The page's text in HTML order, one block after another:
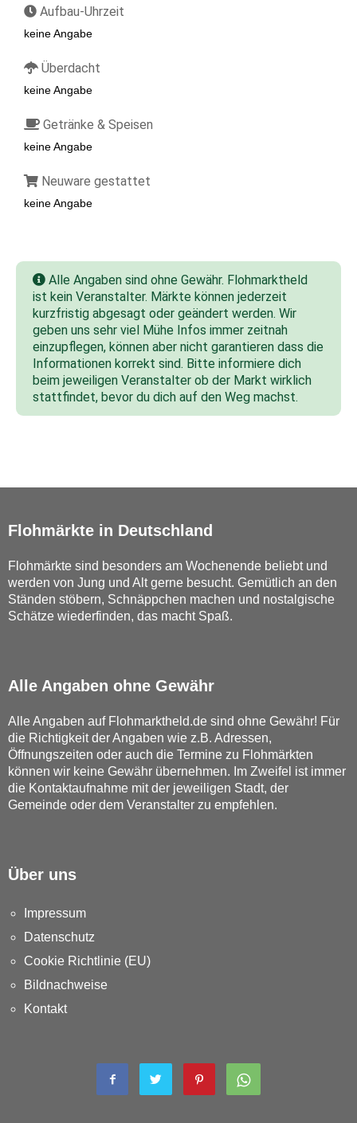
Aufbau-Uhrzeit
keine Angabe
Überdacht
keine Angabe
Getränke & Speisen
keine Angabe
Neuware gestattet
keine Angabe
Alle Angaben sind ohne Gewähr. Flohmarktheld
ist kein Veranstalter. Märkte können jederzeit
kurzfristig abgesagt oder geändert werden. Wir
geben uns sehr viel Mühe Infos immer zeitnah
einzupflegen, können aber nicht garantieren dass die
Informationen korrekt sind. Bitte informiere dich
beim jeweiligen Veranstalter ob der Markt wirklich
stattfindet, bevor du dich auf den Weg machst.
Flohmärkte in Deutschland
Flohmärkte sind besonders am Wochenende beliebt und
werden von Jung und Alt gerne besucht. Gemütlich an den
Ständen stöbern, Schnäppchen machen und nostalgische
Schätze wiederfinden, das macht Spaß.
Alle Angaben ohne Gewähr
Alle Angaben auf Flohmarktheld.de sind ohne Gewähr! Für
die Richtigkeit der Angaben wie z.B. Adressen,
Öffnungszeiten oder auch die Termine zu Flohmärkten
können wir keine Gewähr übernehmen. Im Zweifel ist immer
die Kontaktaufnahme mit der jeweiligen Stadt, der
Gemeinde oder dem Veranstalter zu empfehlen.
Über uns
Impressum
Datenschutz
Cookie Richtlinie (EU)
Bildnachweise
Kontakt